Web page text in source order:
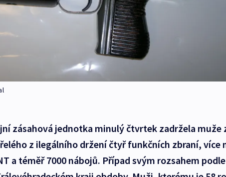
zásahová jednotka minulý čtvrtek zadržela muže
z ilegálního držení čtyř funkčních zbraní, více
a téměř 7000 nábojů. Případ svým rozsahem podle